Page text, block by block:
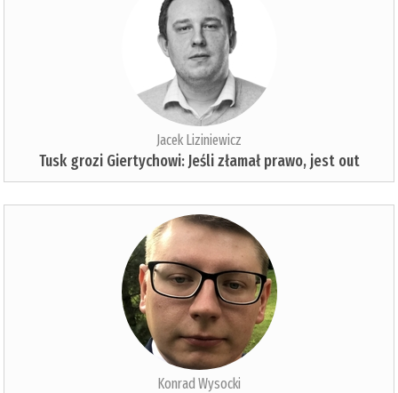
Jacek Liziniewicz
Tusk grozi Giertychowi: Jeśli złamał prawo, jest out
Konrad Wysocki